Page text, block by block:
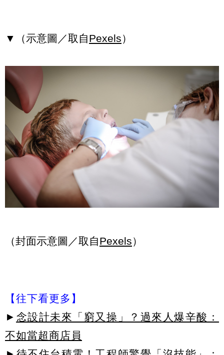
▼（示意圖／取自Pexels）
（封面示意圖／取自Pexels）
【往下看更多】
► 念設計未來「窮又操」？過來人爆辛酸：
不如當超商店員